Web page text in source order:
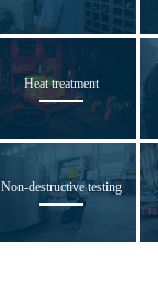
Heat treatment
Non-destructive testing